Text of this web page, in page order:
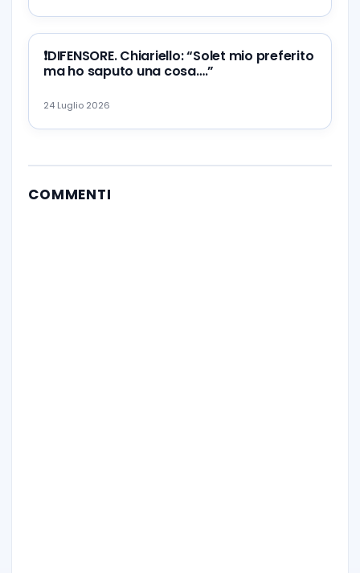
❗️DIFENSORE. Chiariello: “Solet mio preferito
ma ho saputo una cosa….”
24 Luglio 2026
COMMENTI